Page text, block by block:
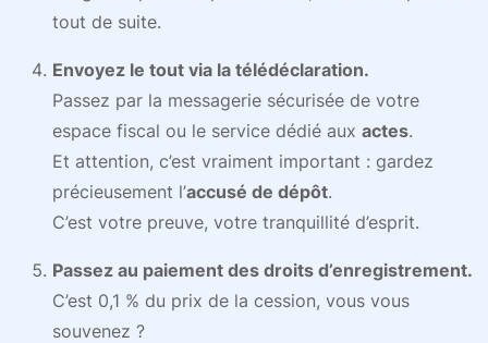
tout de suite.
Envoyez le tout via la télédéclaration.
Passez par la messagerie sécurisée de votre
espace fiscal ou le service dédié aux actes.
Et attention, c’est vraiment important : gardez
précieusement l’accusé de dépôt.
C’est votre preuve, votre tranquillité d’esprit.
Passez au paiement des droits d’enregistrement.
C’est 0,1 % du prix de la cession, vous vous
souvenez ?